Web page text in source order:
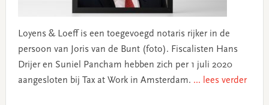
Loyens & Loeff is een toegevoegd notaris rijker in de
persoon van Joris van de Bunt (foto). Fiscalisten Hans
Drijer en Suniel Pancham hebben zich per 1 juli 2020
aangesloten bij Tax at Work in Amsterdam. ... lees verder